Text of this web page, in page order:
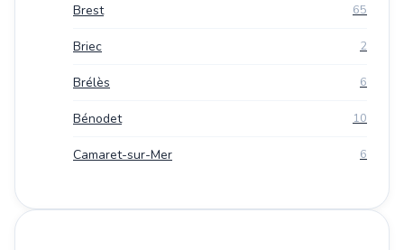
Brest 65
Briec 2
Brélès 6
Bénodet 10
Camaret-sur-Mer 6